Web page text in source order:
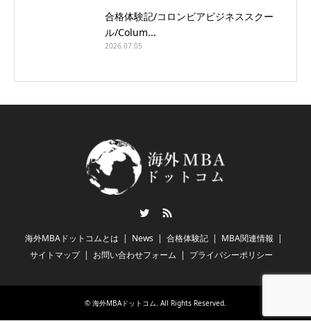
合格体験記/コロンビアビジネススクー
ル/Colum...
2026.07.05
海外MBAドットコムとは News 合格体験記
MBA関連情報
サイトマップ
お問い合わせフォーム プライバシーポリシー
© 海外MBAドットコム . All Rights Reserved.